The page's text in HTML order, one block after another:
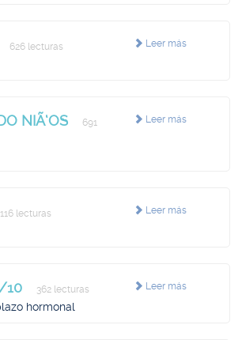
Leer más
626 lecturas
Leer más
NIÃ‘OS
691
Leer más
116 lecturas
Leer más
10 362 lecturas
hormonal